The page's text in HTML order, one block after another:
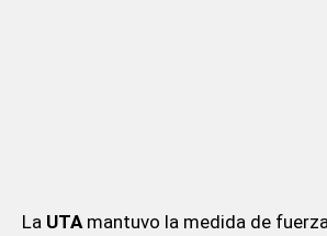
La UTAmantuvo la medida de